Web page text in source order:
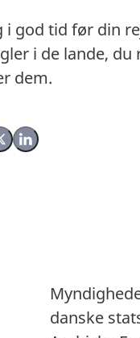
Facebook
på X (Twitter)
Del på LinkedIn
i god tid før din
i de lande,
dem.
danske